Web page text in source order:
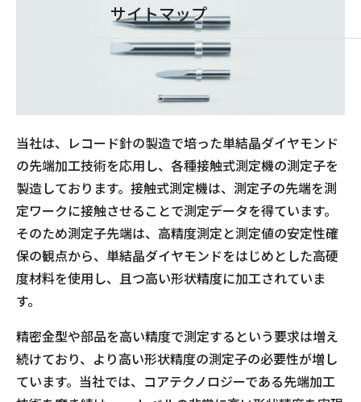
サイトマップ
当社は、レコード針の製造で培った単結晶ダイヤモンド
の先端加工技術を応用し、各種接触式測定機の測定子を
製造しております。接触式測定機は、測定子の先端を測
定ワークに接触させることで測定データを得ています。
そのため測定子先端は、高精度測定と測定値の安定性確
保の観点から、単結晶ダイヤモンドをはじめとした高硬
度材料を使用し、且つ高い形状精度に加工されていま
す。
精密金型や部品を高い精度で測定するという要求は増え
続けており、より高い形状精度の測定子の必要性が増し
ています。当社では、コアテクノロジーである先端加工